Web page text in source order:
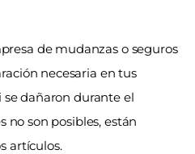
de mudanzas o seguros
necesaria en tus
se dañaron durante el
no son posibles, están
artículos.